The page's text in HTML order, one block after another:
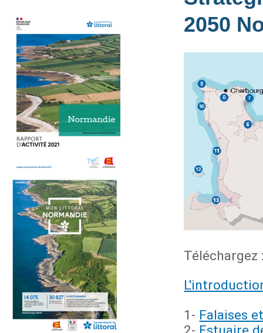
2050
Téléchargez
1- Falaises